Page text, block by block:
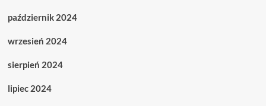
październik 2024
wrzesień 2024
sierpień 2024
lipiec 2024